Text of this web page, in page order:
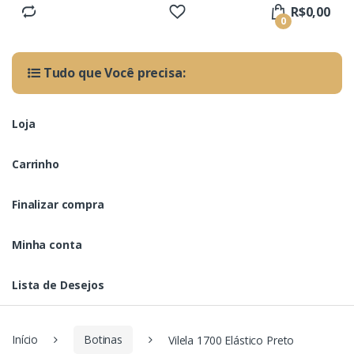
0
R$0,00
Tudo que Você precisa:
Loja
Carrinho
Finalizar compra
Minha conta
Lista de Desejos
Início Botinas Vilela 1700 Elástico Preto